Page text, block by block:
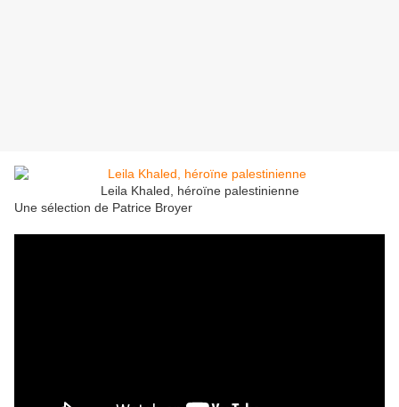
Leila Khaled, héroïne palestinienne
Une sélection de Patrice Broyer